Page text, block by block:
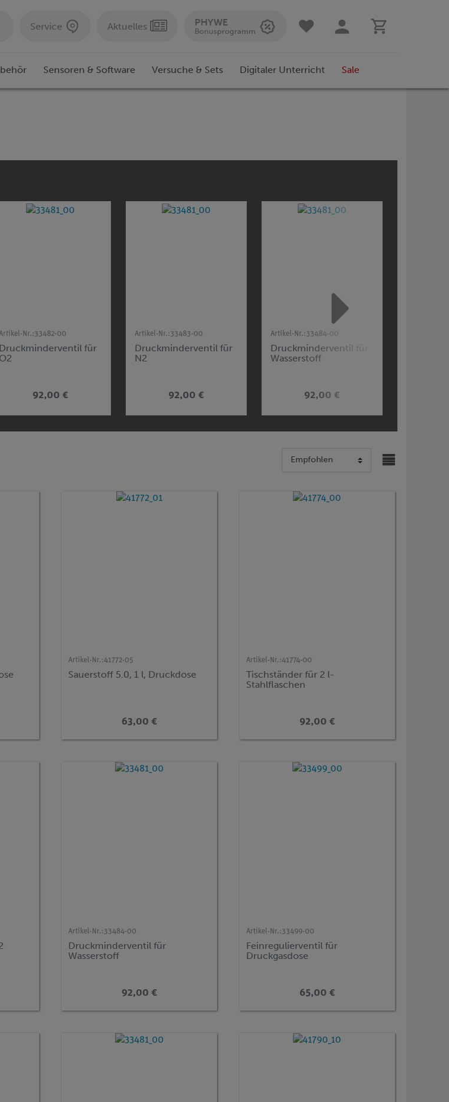
Service Aktuelles PHYWE
Bonusprogramm
Sensoren & Software Versuche & Sets Digitaler Unterricht Sale
Artikel-Nr.:33482-00
Druckminderventil für
O2
92,00 €
Artikel-Nr.:33483-00
Druckminderventil für
N2
92,00 €
Artikel-Nr.:33484-00
Druckminderventil für
Wasserstoff
92,00 €
Artikel-Nr.:41772-05
Sauerstoff 5.0, 1 l, Druckdose
63,00 €
Artikel-Nr.:41774-00
Tischständer für 2 l-
Stahlflaschen
92,00 €
Artikel-Nr.:33484-00
Druckminderventil für
Wasserstoff
92,00 €
Artikel-Nr.:33499-00
Feinregulierventil für
Druckgasdose
65,00 €